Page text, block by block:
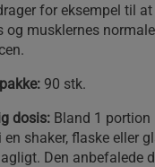
for eksempel til
og musklernes
90 stk.
dosis: Bland 1 portion
shaker, flaske eller
Den anbefalede